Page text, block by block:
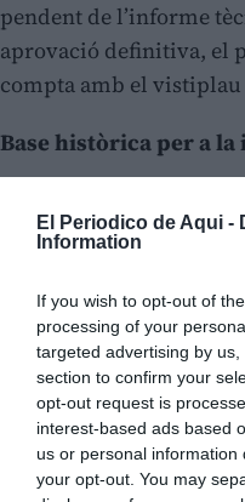
El Periodico de Aqui -
Information
If you wish to opt-out of
processing of your
targeted advertising by
section to confirm your
opt-out request is
interest-based ads based
us or personal
your opt-out. You may
pendent de l’informe
aprovació definitiva, el
compta amb el
Base històrica per a